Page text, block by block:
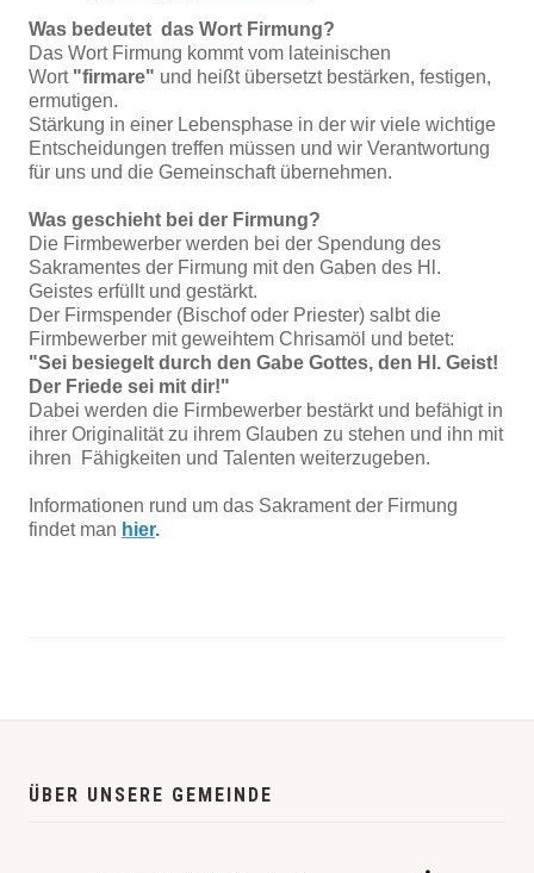
Was bedeutet das Wort Firmung?
Das Wort Firmung kommt vom lateinischen
Wort "firmare" und heißt übersetzt bestärken, festigen,
ermutigen.
Stärkung in einer Lebensphase in der wir viele wichtige
Entscheidungen treffen müssen und wir Verantwortung
für uns und die Gemeinschaft übernehmen.
Was geschieht bei der Firmung?
Die Firmbewerber werden bei der Spendung des
Sakramentes der Firmung mit den Gaben des Hl.
Geistes erfüllt und gestärkt.
Der Firmspender (Bischof oder Priester) salbt die
Firmbewerber mit geweihtem Chrisamöl und betet:
"Sei besiegelt durch den Gabe Gottes, den Hl. Geist!
Der Friede sei mit dir!"
Dabei werden die Firmbewerber bestärkt und befähigt in
ihrer Originalität zu ihrem Glauben zu stehen und ihn mit
ihren Fähigkeiten und Talenten weiterzugeben.
Informationen rund um das Sakrament der Firmung
findet man hier.
ÜBER UNSERE GEMEINDE